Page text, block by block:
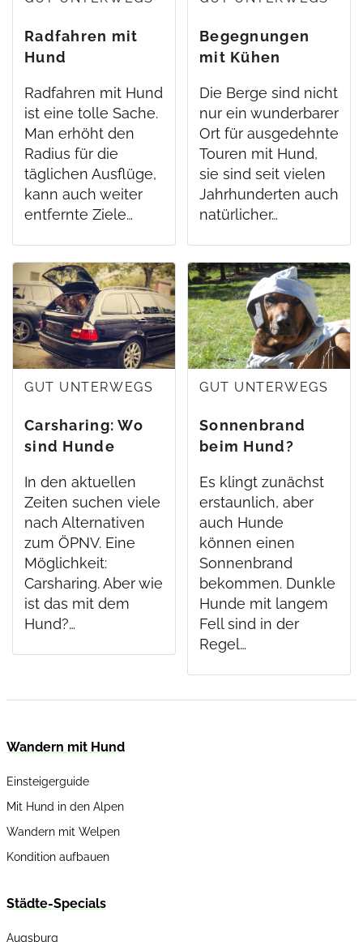
Radfahren mit
Hund
Radfahren mit Hund
ist eine tolle Sache.
Man erhöht den
Radius für die
täglichen Ausflüge,
kann auch weiter
entfernte Ziele…
Begegnungen
mit Kühen
Die Berge sind nicht
nur ein wunderbarer
Ort für ausgedehnte
Touren mit Hund,
sie sind seit vielen
Jahrhunderten auch
natürlicher…
GUT UNTERWEGS
Carsharing: Wo
sind Hunde
In den aktuellen
Zeiten suchen viele
nach Alternativen
zum ÖPNV. Eine
Möglichkeit:
Carsharing. Aber wie
ist das mit dem
Hund?…
GUT UNTERWEGS
Sonnenbrand
beim Hund?
Es klingt zunächst
erstaunlich, aber
auch Hunde
können einen
Sonnenbrand
bekommen. Dunkle
Hunde mit langem
Fell sind in der
Regel…
Wandern mit Hund
Einsteigerguide
Mit Hund in den Alpen
Wandern mit Welpen
Kondition aufbauen
Städte-Specials
Augsburg